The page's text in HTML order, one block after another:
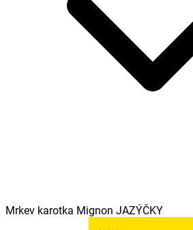
Mrkev karotka Mignon JAZÝČKY